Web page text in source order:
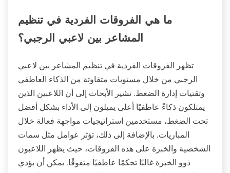
ما هي الفروقات الفردية في تنظيم
المشاعر بين لاعبي الرجبي؟
تظهر الفروقات الفردية في تنظيم المشاعر بين لاعبي
الرجبي من خلال مستويات متفاوتة من الذكاء العاطفي
وتقنيات إدارة الضغط. تشير الأبحاث إلى أن اللاعبين الذين
يمتلكون ذكاءً عاطفيًا أعلى يميلون إلى الأداء بشكل أفضل
تحت الضغط، مستخدمين استراتيجيات مواجهة فعالة خلال
المباريات. بالإضافة إلى ذلك، تؤثر عوامل مثل سمات
الشخصية والخبرة على هذه الفروقات، حيث يظهر اللاعبون
ذوو الخبرة غالبًا تحكمًا عاطفيًا متفوقًا. يمكن أن يؤدي